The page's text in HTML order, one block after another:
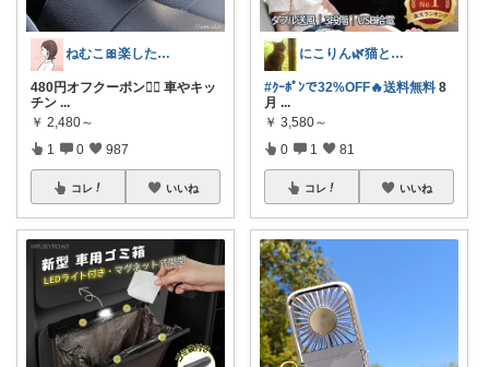
ねむこ🎀楽したいママの購入品ほぼオリ写
480円オフクーポン❤️‍🔥 車やキッ
チン ...
￥ 2,480～
1 0 987
コレ いいね
にこりん🌿猫と暮らす主婦のROOM😹
#ｸｰﾎﾟﾝで32%OFF🔥送料無料 8
月 ...
￥ 3,580～
0 1 81
コレ いいね